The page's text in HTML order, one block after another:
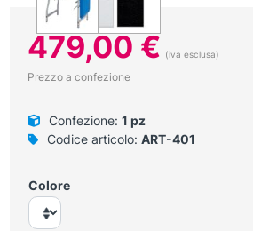
479,00€ (iva esclusa)
Prezzo a confezione
Confezione: 1 pz
Codice articolo: ART-401
Colore